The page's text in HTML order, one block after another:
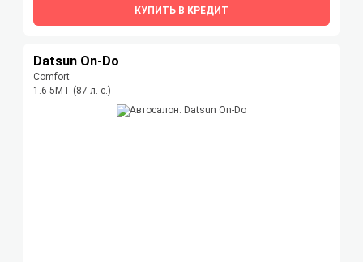
КУПИТЬ В КРЕДИТ
Datsun On-Do
Comfort
1.6 5MT (87 л. с.)